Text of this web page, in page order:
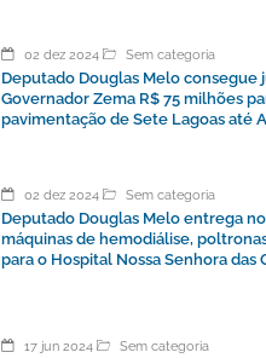
02 dez 2024 Sem categoria
Deputado Douglas Melo consegue
Governador Zema R$ 75 milhões
pavimentação de Sete Lagoas até
02 dez 2024 Sem categoria
Deputado Douglas Melo entrega
máquinas de hemodiálise,
para o Hospital Nossa Senhora das
17 jun 2024 Sem categoria